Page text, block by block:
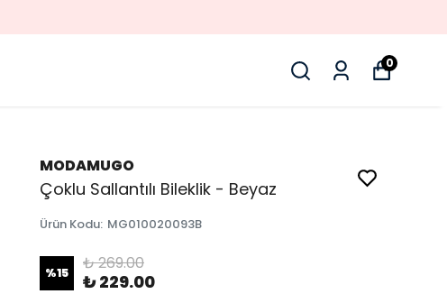
0
MODAMUGO
Çoklu Sallantılı Bileklik - Beyaz
Ürün Kodu: MG010020093B
%15 ₺ 269.00
₺ 229.00